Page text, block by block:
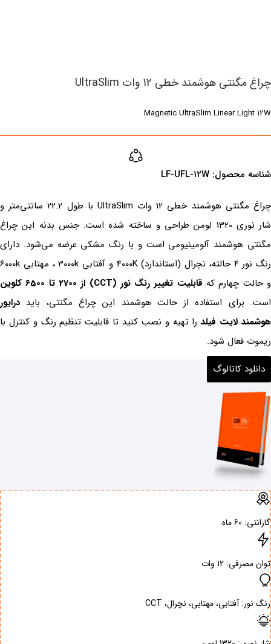
چراغ مگنتی هوشمند خطی 12 وات UltraSlim
Magnetic UltraSlim Linear Light 12W
شناسه محصول:‌ ‌LF-UFL-12W
چراغ مگنتی هوشمند خطی 12 وات UltraSlim با طول 22.2 سانتی‌متر و
شار نوری 1320 لومن طراحی و ساخته شده است. جنس بدنه این چراغ
مگنتی هوشمند آلومینیومی است و با رنگ مشکی عرضه می‌شود. دارای
رنگ نور 4 حالته، نچرال (استاندارد) 4000K و آفتابی 3000k ، مهتابی 6000k
و حالت چهارم که قابلیت تغییر رنگ نور (CCT) از 2700 تا 6500 کلوین
است. برای استفاده از حالت هوشمند این چراغ مگنتی، باید درایور
هوشمند لایت فیلدرا تهیه و نصب کنید تا قابلیت تنظیم رنگ و کنترل با
ریموت فعال شود.
دانلود کاتالوگ
گارانتی: ‌60 ماه
توان مصرفی: ‌12 وات
رنگ نور: ‌آفتابی، مهتابی، نچرال، CCT